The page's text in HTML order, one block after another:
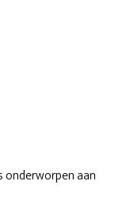
onderworpen aan